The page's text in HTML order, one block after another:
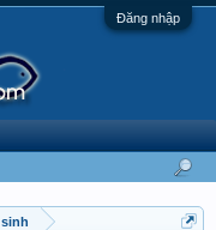
Đăng nhập